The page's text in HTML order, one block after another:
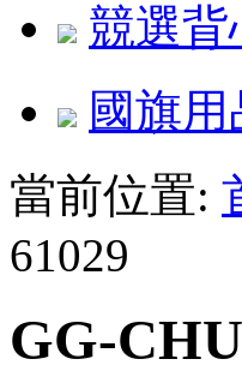
競選背
國旗用
當前位置:
61029
GG-